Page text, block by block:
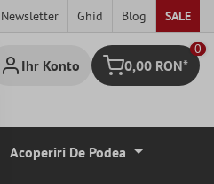
Newsletter Ghid Blog SALE
Ihr Konto Warenkorb
0
0,00 RON*
Acoperiri De Podea